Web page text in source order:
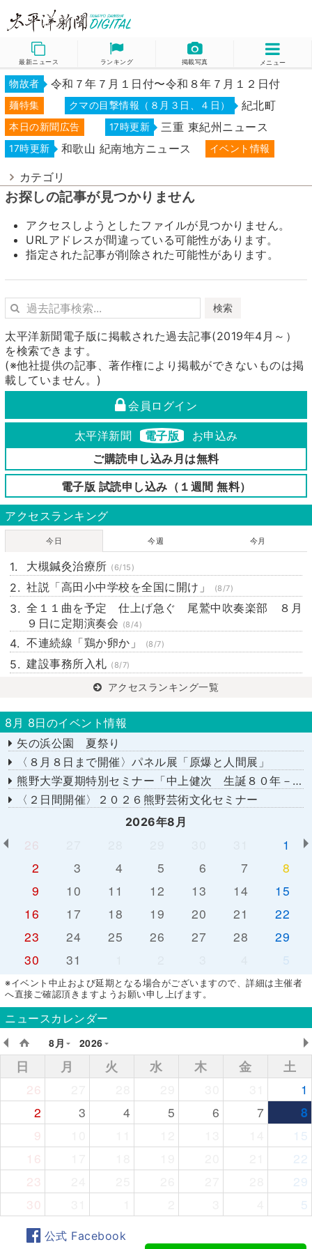
最新ニュース ランキング 掲載写真 メニュー
物故者 令和７年７月１日付〜令和８年７月１２日付
麺特集 クマの目撃情報（８月３日、４日） 紀北町
本日の新聞広告 17時更新 三重 東紀州ニュース
17時更新 和歌山 紀南地方ニュース イベント情報
カテゴリ
お探しの記事が見つかりません
アクセスしようとしたファイルが見つかりません。
URLアドレスが間違っている可能性があります。
指定された記事が削除された可能性があります。
検索
太平洋新聞電子版に掲載された過去記事(2019年4月～）
を検索できます。
(※他社提供の記事、著作権により掲載ができないものは掲
載していません。)
会員ログイン
太平洋新聞 電子版
お申込み
ご購読申し込み月は無料
電子版 試読申し込み（１週間 無料）
アクセスランキング
今日 今週 今月
大槻鍼灸治療所 (6/15)
社説「高田小中学校を全国に開け」 (8/7)
全１１曲を予定 仕上げ急ぐ 尾鷲中吹奏楽部 ８月
９日に定期演奏会 (8/4)
不連続線「鶏か卵か」 (8/7)
建設事務所入札 (8/7)
アクセスランキング一覧
8月 8日のイベント情報
矢の浜公園 夏祭り
〈８月８日まで開催〉パネル展「原爆と人間展」
熊野大学夏期特別セミナー「中上健次 生誕８０年－時代へのまなざし－」
〈２日間開催〉２０２６熊野芸術文化セミナー
2026年8月
26
1
2
3 4 5 6 7
8
9
10 11 12 13 14
15
16
17 18 19 20 21
22
23
24 25 26 27 28
29
30
31 5
※イベント中止および延期となる場合がございますので、詳細は主催者
へ直接ご確認頂きますようお願い申し上げます。
ニュースカレンダー
8月
2026
日 月 火 水 木 金
土
26
1
2
3 4 5 6 7
8
9
15
16
22
23
29
30
5
公式 Facebook